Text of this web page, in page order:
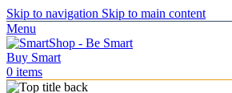
Skip to navigation Skip to main content
Menu
0 items